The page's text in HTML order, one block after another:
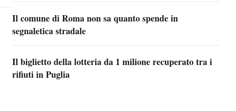
Il comune di Roma non sa quanto spende in
segnaletica stradale
Il biglietto della lotteria da 1 milione recuperato tra i
rifiuti in Puglia